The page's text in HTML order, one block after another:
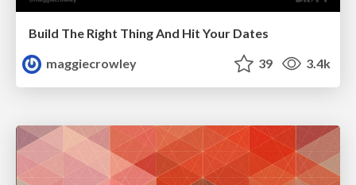
Build The Right Thing And Hit Your Dates
maggiecrowley
39 3.4k